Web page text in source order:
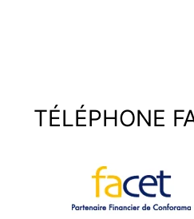
TÉLÉPHONE